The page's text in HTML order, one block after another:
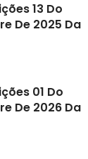
13 Do
De 2025 Da
01 Do
De 2026 Da